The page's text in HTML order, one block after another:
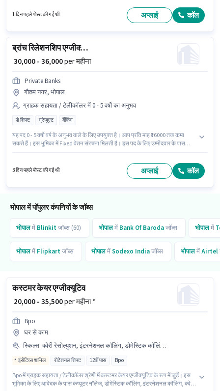
इंटरनेट सर्फिंग, MS Excel, MS Word होना अनिवार्य है। यह वैकेंसी महाराणा प्रताप नगर,
भोपाल में है। इस भूमिका के लिए आवेदन करने हेतु उम्मीदवार के पास इंटरनेट कनेक्शन,
1 दिन पहले पोस्ट की गई थी अप्लाई कॉल
ब्रांच रिलेशनशिप एग्जीक्यूटिव
₹ 30,000 - 36,000per महीना
Private Banks
गौतम नगर, भोपाल
ग्राहक सहायता / टेलीकॉलर में 0 - 5 वर्षो का अनुभव
डे शिफ्ट ग्रेजुएट बैंकिंग
यह पद 0 - 5 वर्षो वर्ष के अनुभव वाले के लिए उपयुक्त है। आप प्रति माह ₹36000 तक कमा
सकते हैं। इस भूमिका में Fixed वेतन संरचना मिलती है। इस पद के लिए उम्मीदवार के पास
days working प्रति सप्ताह है। यह वैकेंसी गौतम नगर, भोपाल में है।
3 दिन पहले पोस्ट की गई थी अप्लाई कॉल
भोपाल में पॉपुलर कंपनियों के जॉब्स
भोपालमें Blinkitजॉब्स (60) भोपालमें Bank Of Barodaजॉब्स भोपालमें
भोपालमें Flipkartजॉब्स भोपालमेंSodexo Indiaजॉब्स भोपालमेंAirtel
कस्टमर केयर एग्जीक्यूटिव
₹ 20,000 - 35,500per महीना *
Bpo
घर से काम
स्किल्स: क्वेरी रेसोल्युशन, इंटरनेशनल कॉलिंग, डोमेस्टिक कॉलिंग, नॉन-वॉयस/चैट प्रोसेस, कंप्यूटर नॉलेज
इंसेंटिव्स शामिल रोटेशनल शिफ्ट 12वीं पास Bpo
Bpo में ग्राहक सहायता / टेलीकॉलर श्रेणी में कस्टमर केयर एग्जीक्यूटिव के रूप में जुड़ें। इस
भूमिका के लिए आवेदक के पास कंप्यूटर नॉलेज, डोमेस्टिक कॉलिंग, इंटरनेशनल कॉलिंग, क्वेरी